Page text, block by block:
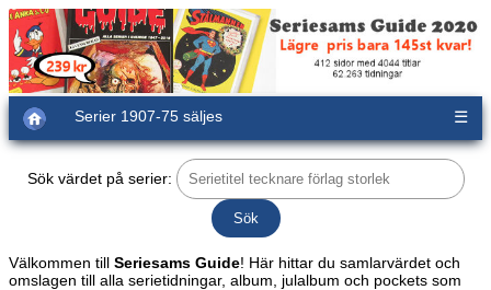
Serier 1907-75 säljes ☰
Sök värdet på serier:
Välkommen till Seriesams Guide! Här hittar du samlarvärdet och
omslagen till alla serietidningar, album, julalbum och pockets som